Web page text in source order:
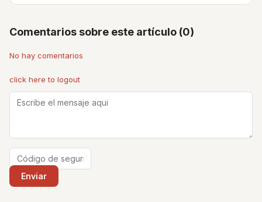
Comentarios sobre este artículo (0)
No hay comentarios
click here to logout